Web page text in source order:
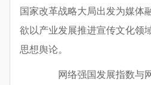
国家改革战略大局出发为媒体
欲以产业发展推进宣传文化领
思想舆论。
网络强国发展指数与